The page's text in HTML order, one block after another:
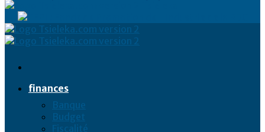
finances
Banque
Budget
Fiscalité